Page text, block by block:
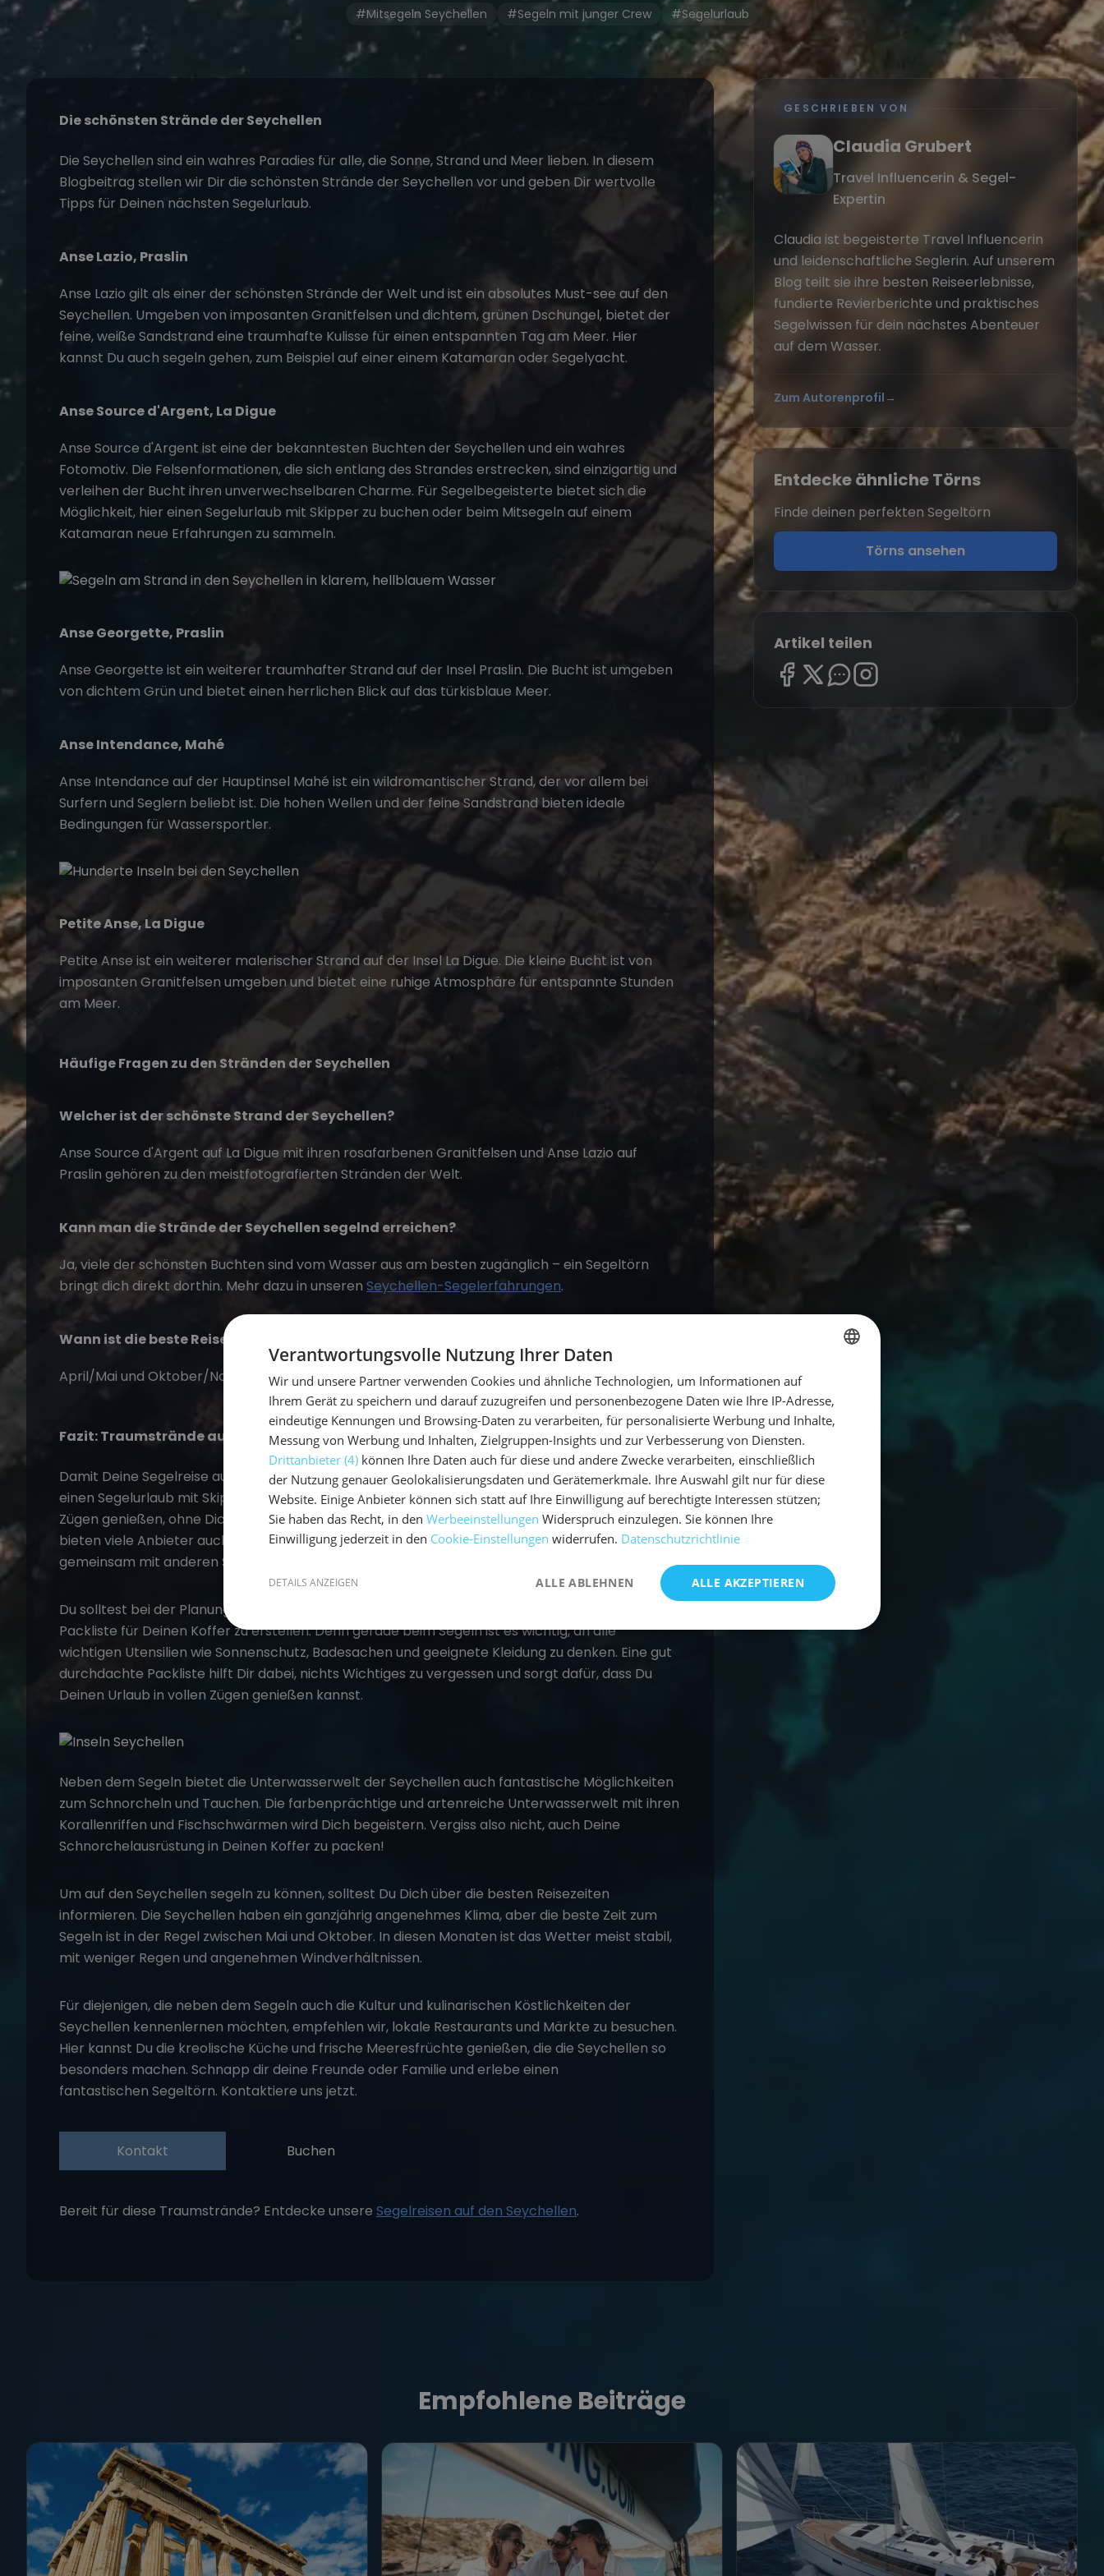
#Mitsegeln Seychellen #Segeln mit junger Crew #Segelurlaub
Die schönsten Strände der Seychellen
Die Seychellen sind ein wahres Paradies für alle, die Sonne, Strand und Meer lieben. In diesem
Blogbeitrag stellen wir Dir die schönsten Strände der Seychellen vor und geben Dir wertvolle
Tipps für Deinen nächsten Segelurlaub.
Anse Lazio, Praslin
Anse Lazio gilt als einer der schönsten Strände der Welt und ist ein absolutes Must-see auf den
Seychellen. Umgeben von imposanten Granitfelsen und dichtem, grünen Dschungel, bietet der
feine, weiße Sandstrand eine traumhafte Kulisse für einen entspannten Tag am Meer. Hier
kannst Du auch segeln gehen, zum Beispiel auf einer einem Katamaran oder Segelyacht.
Anse Source d'Argent, La Digue
Anse Source d'Argent ist eine der bekanntesten Buchten der Seychellen und ein wahres
Fotomotiv. Die Felsenformationen, die sich entlang des Strandes erstrecken, sind einzigartig und
verleihen der Bucht ihren unverwechselbaren Charme. Für Segelbegeisterte bietet sich die
Möglichkeit, hier einen Segelurlaub mit Skipper zu buchen oder beim Mitsegeln auf einem
Katamaran neue Erfahrungen zu sammeln.
Anse Georgette, Praslin
Anse Georgette ist ein weiterer traumhafter Strand auf der Insel Praslin. Die Bucht ist umgeben
von dichtem Grün und bietet einen herrlichen Blick auf das türkisblaue Meer.
Anse Intendance, Mahé
Anse Intendance auf der Hauptinsel Mahé ist ein wildromantischer Strand, der vor allem bei
Surfern und Seglern beliebt ist. Die hohen Wellen und der feine Sandstrand bieten ideale
Bedingungen für Wassersportler.
Petite Anse, La Digue
Petite Anse ist ein weiterer malerischer Strand auf der Insel La Digue. Die kleine Bucht ist von
imposanten Granitfelsen umgeben und bietet eine ruhige Atmosphäre für entspannte Stunden
am Meer.
Häufige Fragen zu den Stränden der Seychellen
Welcher ist der schönste Strand der Seychellen?
Anse Source d'Argent auf La Digue mit ihren rosafarbenen Granitfelsen und Anse Lazio auf
Praslin gehören zu den meistfotografierten Stränden der Welt.
Kann man die Strände der Seychellen segelnd erreichen?
Ja, viele der schönsten Buchten sind vom Wasser aus am besten zugänglich – ein Segeltörn
bringt dich direkt dorthin. Mehr dazu in unseren Seychellen-Segelerfahrungen.
Wann ist die beste Reisezeit für die Seychellen?
April/Mai und Oktober/November – ruhige See und angenehme Temperaturen um 28–30 °C.
Fazit: Traumstrände auf einem Segeltörn erleben
Damit Deine Segelreise auf den Seychellen zum unvergesslichen Erlebnis wird, empfehlen wir Dir,
einen Segelurlaub mit Skipper
zu buchen. So kannst Du das Segeln auf den Seychellen in vollen
Zügen genießen, ohne Dich um die Navigation oder das Boot kümmern zu müssen. Außerdem
bieten viele Anbieter auch Mitsegeln-Optionen an, bei denen Du Teil einer Crew wirst und
gemeinsam mit anderen Seglern das Segelrevier erkundest.
Du solltest bei der Planung Deines Segelurlaubs auf den Seychellen nicht vergessen, eine
Packliste für Deinen Koffer zu erstellen. Denn gerade beim Segeln ist es wichtig, an alle
wichtigen Utensilien wie Sonnenschutz, Badesachen und geeignete Kleidung zu denken. Eine gut
durchdachte Packliste hilft Dir dabei, nichts Wichtiges zu vergessen und sorgt dafür, dass Du
Deinen Urlaub in vollen Zügen genießen kannst.
Neben dem Segeln bietet die Unterwasserwelt der Seychellen auch fantastische Möglichkeiten
zum Schnorcheln und Tauchen. Die farbenprächtige und artenreiche Unterwasserwelt mit ihren
Korallenriffen und Fischschwärmen wird Dich begeistern. Vergiss also nicht, auch Deine
Schnorchelausrüstung in Deinen Koffer zu packen!
Um auf den Seychellen segeln zu können, solltest Du Dich über die besten Reisezeiten
informieren. Die Seychellen haben ein ganzjährig angenehmes Klima, aber die beste Zeit zum
Segeln ist in der Regel zwischen Mai und Oktober. In diesen Monaten ist das Wetter meist stabil,
mit weniger Regen und angenehmen Windverhältnissen.
Für diejenigen, die neben dem Segeln auch die Kultur und kulinarischen Köstlichkeiten der
Seychellen kennenlernen möchten, empfehlen wir, lokale Restaurants und Märkte zu besuchen.
Hier kannst Du die kreolische Küche und frische Meeresfrüchte genießen, die die Seychellen so
besonders machen. Schnapp dir deine Freunde oder Familie und erlebe einen
fantastischen Segeltörn. Kontaktiere uns jetzt.
Kontakt Buchen
Bereit für diese Traumstrände? Entdecke unsere Segelreisen auf den Seychellen.
GESCHRIEBEN VON
Claudia Grubert
Travel Influencerin & Segel-
Expertin
Claudia ist begeisterte Travel Influencerin
und leidenschaftliche Seglerin. Auf unserem
Blog teilt sie ihre besten Reiseerlebnisse,
fundierte Revierberichte und praktisches
Segelwissen für dein nächstes Abenteuer
auf dem Wasser.
Zum Autorenprofil →
Entdecke ähnliche Törns
Finde deinen perfekten Segeltörn
Törns ansehen
Artikel teilen
Empfohlene Beiträge
GERMAN
Verantwortungsvolle Nutzung Ihrer Daten
Wir und unsere Partner verwenden Cookies und ähnliche Technologien, um Informationen auf
Ihrem Gerät zu speichern und darauf zuzugreifen und personenbezogene Daten wie Ihre IP-Adresse,
eindeutige Kennungen und Browsing-Daten zu verarbeiten, für personalisierte Werbung und Inhalte,
Messung von Werbung und Inhalten, Zielgruppen-Insights und zur Verbesserung von Diensten.
Drittanbieter (4) können Ihre Daten auch für diese und andere Zwecke verarbeiten, einschließlich
der Nutzung genauer Geolokalisierungsdaten und Gerätemerkmale. Ihre Auswahl gilt nur für diese
Website. Einige Anbieter können sich statt auf Ihre Einwilligung auf berechtigte Interessen stützen;
Sie haben das Recht, in den Werbeeinstellungen Widerspruch einzulegen. Sie können Ihre
Einwilligung jederzeit in den Cookie-Einstellungen widerrufen. Datenschutzrichtlinie
ALLE AKZEPTIEREN
ALLE ABLEHNEN
DETAILS ANZEIGEN